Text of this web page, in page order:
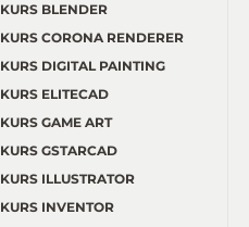
KURS BLENDER
KURS CORONA RENDERER
KURS DIGITAL PAINTING
KURS ELITECAD
KURS GAME ART
KURS GSTARCAD
KURS ILLUSTRATOR
KURS INVENTOR